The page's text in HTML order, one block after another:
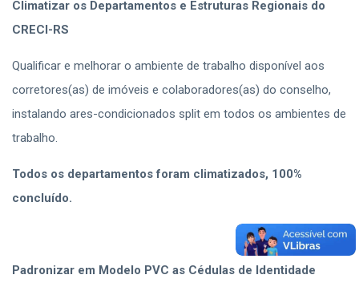
Climatizar os Departamentos e Estruturas Regionais do
CRECI-RS
Qualificar e melhorar o ambiente de trabalho disponível aos
corretores(as) de imóveis e colaboradores(as) do conselho,
instalando ares-condicionados split em todos os ambientes de
trabalho.
Todos os departamentos foram climatizados, 100%
concluído.
Padronizar em Modelo PVC as Cédulas de Identidade